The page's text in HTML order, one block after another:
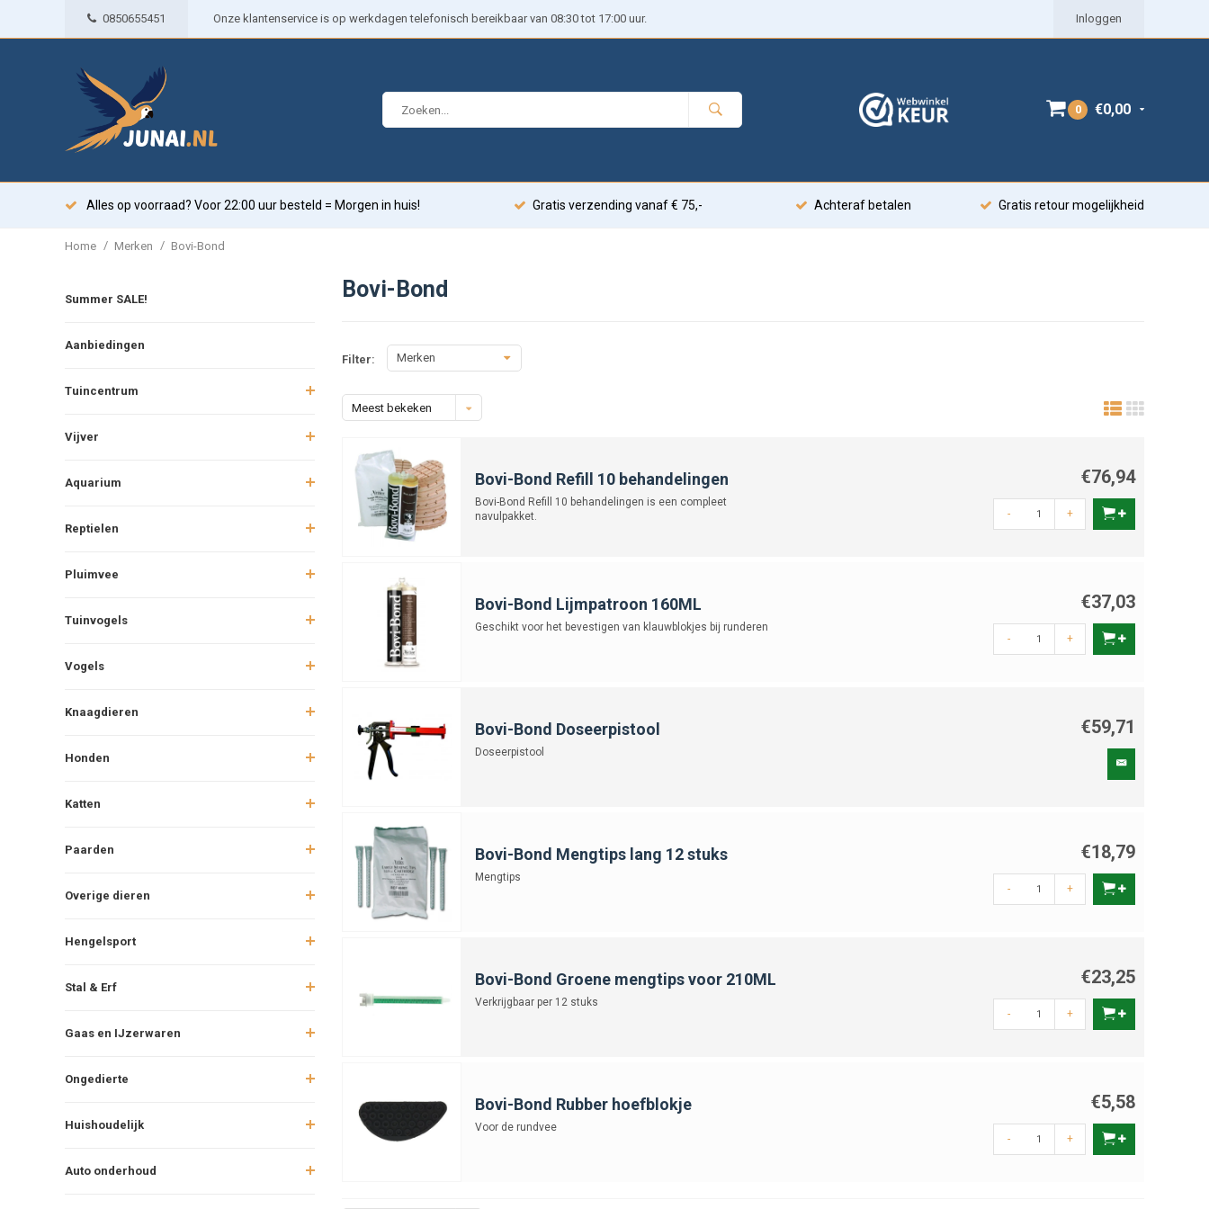
0850655451 Onze klantenservice is op werkdagen telefonisch bereikbaar van 08:30 tot 17:00 uur. Inloggen
0 €0,00
Alles op voorraad? Voor 22:00 uur besteld = Morgen in huis! Gratis verzending vanaf € 75,- Achteraf betalen Gratis retour mogelijkheid
Home / Merken / Bovi-Bond
Summer SALE!
Aanbiedingen
Tuincentrum
Vijver
Aquarium
Reptielen
Pluimvee
Tuinvogels
Vogels
Knaagdieren
Honden
Katten
Paarden
Overige dieren
Hengelsport
Stal & Erf
Gaas en IJzerwaren
Ongedierte
Huishoudelijk
Auto onderhoud
Bovi-Bond
Filter: Merken
Meest bekeken
Bovi-Bond Refill 10 behandelingen
Bovi-Bond Refill 10 behandelingen is een compleet
navulpakket.
€76,94
- +
Bovi-Bond Lijmpatroon 160ML
Geschikt voor het bevestigen van klauwblokjes bij runderen
€37,03
- +
Bovi-Bond Doseerpistool
Doseerpistool
€59,71
Bovi-Bond Mengtips lang 12 stuks
Mengtips
€18,79
- +
Bovi-Bond Groene mengtips voor 210ML
Verkrijgbaar per 12 stuks
€23,25
- +
Bovi-Bond Rubber hoefblokje
Voor de rundvee
€5,58
- +